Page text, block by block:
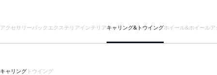
アクセサリーパック エクステリアインテリアキャリング&トウイングホイール&ホイール
キャリング トウイング